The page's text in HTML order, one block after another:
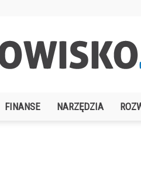
FINANSE NARZĘDZIA